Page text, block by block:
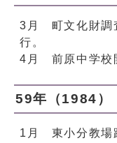
3月 町文化財調
行。
4月 前原中学校
59年（1984）
1月 東小分教場